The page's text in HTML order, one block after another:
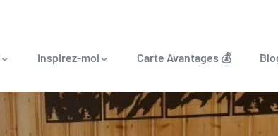
Inspirez-moi Carte Avantages 💰